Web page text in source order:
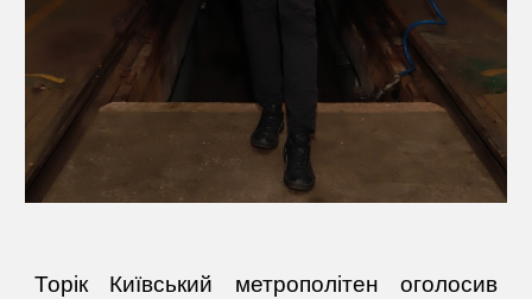
Торік Київський метрополітен оголосив